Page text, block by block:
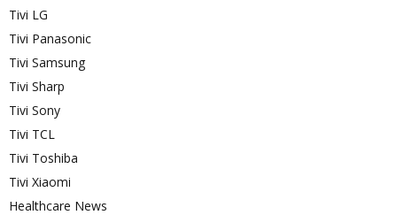
Tivi LG
Tivi Panasonic
Tivi Samsung
Tivi Sharp
Tivi Sony
Tivi TCL
Tivi Toshiba
Tivi Xiaomi
Healthcare News